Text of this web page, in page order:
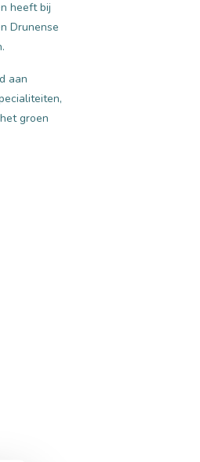
heeft bij
Drunense
aan
groen